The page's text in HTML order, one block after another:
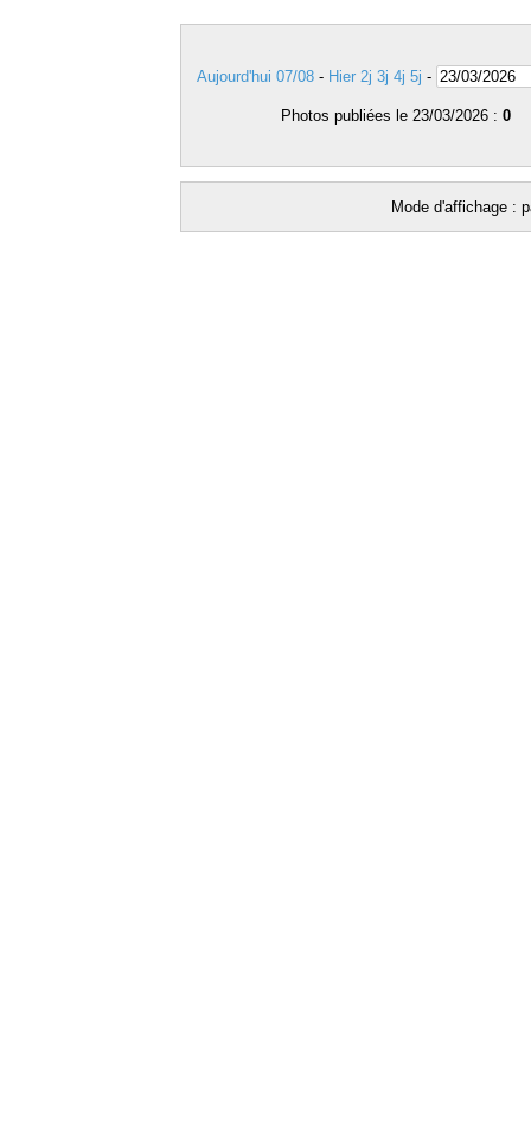
Aujourd'hui 07/08 - Hier 2j 3j 4j 5j -
Photos publiées le 23/03/2026 : 0
Mode d'affichage :